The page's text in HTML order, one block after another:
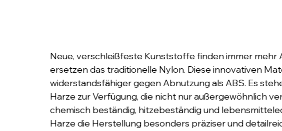
Neue, verschleißfeste Kunststoffe finden immer mehr
ersetzen das traditionelle Nylon. Diese innovativen
widerstandsfähiger gegen Abnutzung als ABS. Es
Harze zur Verfügung, die nicht nur außergewöhnlich
chemisch beständig, hitzebeständig und
Harze die Herstellung besonders präziser und